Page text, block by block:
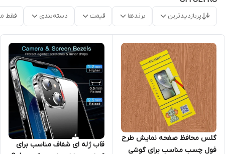
پربازدیدترین برندها قیمت دسته‌بندی فقط
گلس محافظ صفحه نمایش طرح
فول چسب مناسب برای گوشی
قاب ژله ای شفاف مناسب برای